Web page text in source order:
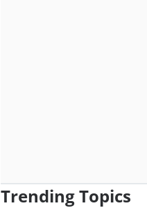
Trending Topics